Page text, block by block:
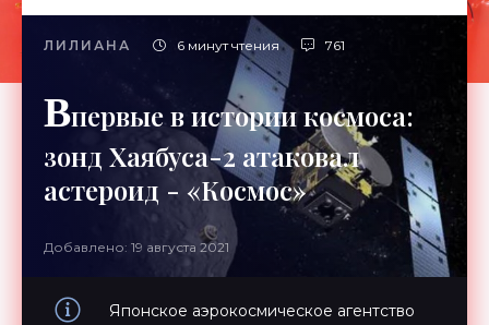
ЛИЛИАНА 6 минут чтения 761
Впервые в истории космоса:
зонд Хаябуса-2 атаковал
астероид - «Космос»
Добавлено: 19 августа 2021
Японское аэрокосмическое агентство